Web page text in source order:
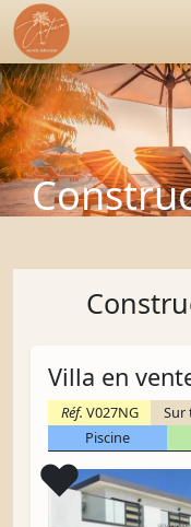
Villa en
Réf. V027NG Sur
Piscine
❤️